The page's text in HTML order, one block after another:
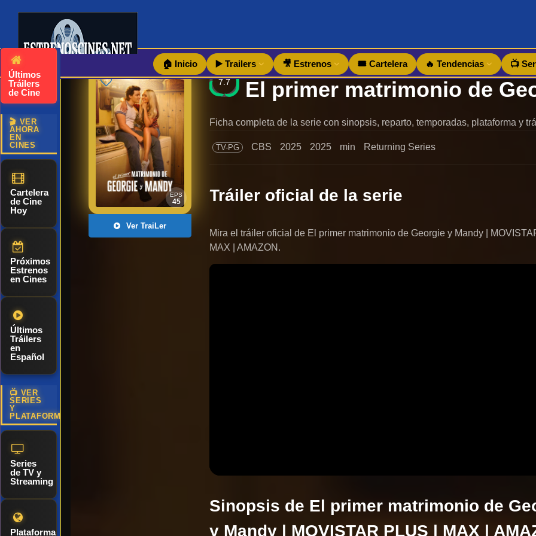
Últimos
Tráilers
de Cine
🎬 VER
AHORA
EN
CINES
Cartelera
de Cine
Hoy
Próximos
Estrenos
en Cines
Últimos
Tráilers
en
Español
📺 VER
SERIES
Y
PLATAFORMAS
Series
de TV y
Streaming
Plataformas
🏠 Inicio ▶️ Trailers 🎥 Estrenos 🎟️ Cartelera 🔥 Tendencias 📺
EPS
45
Ver TraiLer
7.7
Ficha completa de la serie con sinopsis, reparto, temporadas, plataforma y
TV-PG CBS 2025 2025 min Returning Series
Tráiler oficial de la serie
Mira el tráiler oficial de El primer matrimonio de Georgie y Mandy |
MAX | AMAZON.
Sinopsis de El primer matrimonio de
y Mandy | MOVISTAR PLUS | MAX |